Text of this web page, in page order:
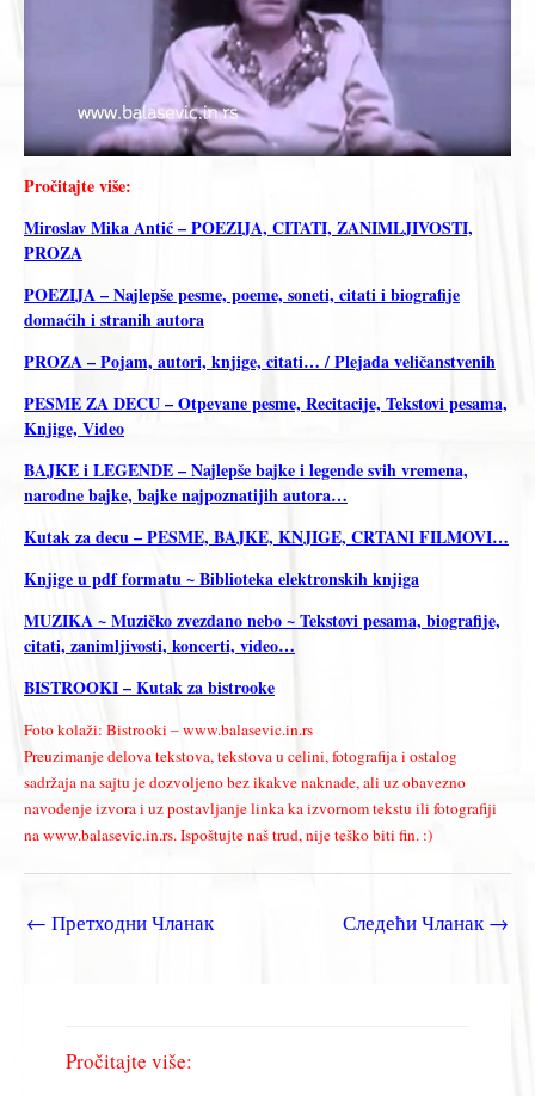
Pročitajte više:
Miroslav Mika Antić – POEZIJA, CITATI, ZANIMLJIVOSTI,
PROZA
POEZIJA – Najlepše pesme, poeme, soneti, citati i biografije
domaćih i stranih autora
PROZA – Pojam, autori, knjige, citati… / Plejada veličanstvenih
PESME ZA DECU – Otpevane pesme, Recitacije, Tekstovi pesama,
Knjige, Video
BAJKE i LEGENDE – Najlepše bajke i legende svih vremena,
narodne bajke, bajke najpoznatijih autora…
Kutak za decu – PESME, BAJKE, KNJIGE, CRTANI FILMOVI…
Knjige u pdf formatu ~ Biblioteka elektronskih knjiga
MUZIKA ~ Muzičko zvezdano nebo ~ Tekstovi pesama, biografije,
citati, zanimljivosti, koncerti, video…
BISTROOKI – Kutak za bistrooke
Foto kolaži: Bistrooki – www.balasevic.in.rs
Preuzimanje delova tekstova, tekstova u celini, fotografija i ostalog
sadržaja na sajtu je dozvoljeno bez ikakve naknade, ali uz obavezno
navođenje izvora i uz postavljanje linka ka izvornom tekstu ili fotografiji
na www.balasevic.in.rs. Ispoštujte naš trud, nije teško biti fin. :)
← Претходни Чланак Следећи Чланак→
Pročitajte više: